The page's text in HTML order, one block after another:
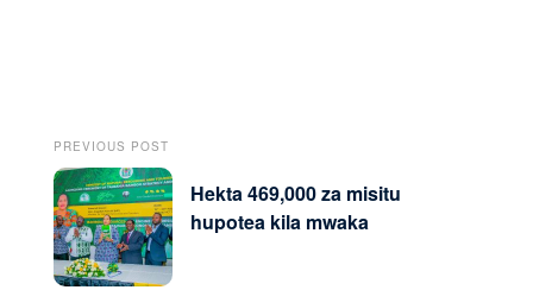
PREVIOUS POST
Hekta 469,000 za misitu
hupotea kila mwaka